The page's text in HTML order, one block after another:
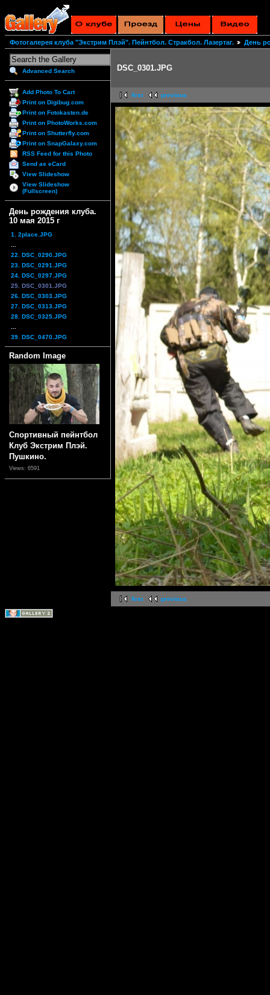
Фотогалерея клуба "Экстрим Плэй". Пейнтбол. Стракбол. Лазертаг. День
Advanced Search
Add Photo To Cart
Print on Digibug.com
Print on Fotokasten.de
Print on PhotoWorks.com
Print on Shutterfly.com
Print on SnapGalaxy.com
RSS Feed for this Photo
Send as eCard
View Slideshow
View Slideshow
(Fullscreen)
День рождения клуба.
10 мая 2015 г
1. 2place.JPG
22. DSC_0290.JPG
23. DSC_0291.JPG
24. DSC_0297.JPG
25. DSC_0301.JPG
26. DSC_0303.JPG
27. DSC_0313.JPG
28. DSC_0325.JPG
39. DSC_0470.JPG
Random Image
Спортивный пейнтбол
Клуб Экстрим Плэй.
Пушкино.
Views: 6591
DSC_0301.JPG
first previous
first previous